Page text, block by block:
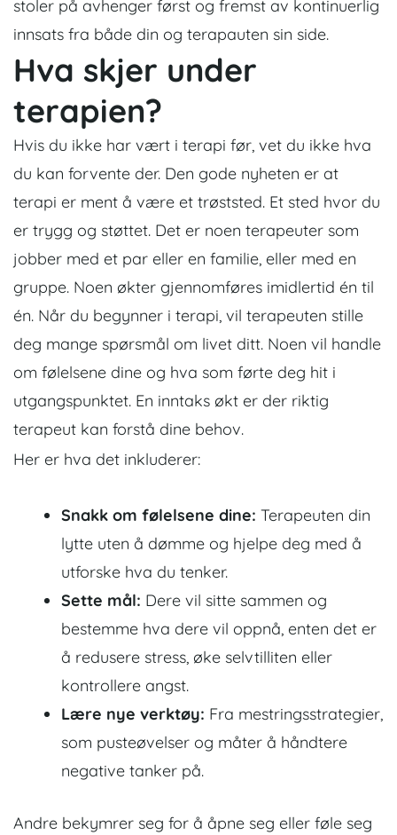
stoler på avhenger først og fremst av kontinuerlig
innsats fra både din og terapauten sin side.
Hva skjer under
terapien?
Hvis du ikke har vært i terapi før, vet du ikke hva
du kan forvente der. Den gode nyheten er at
terapi er ment å være et trøststed. Et sted hvor du
er trygg og støttet. Det er noen terapeuter som
jobber med et par eller en familie, eller med en
gruppe. Noen økter gjennomføres imidlertid én til
én. Når du begynner i terapi, vil terapeuten stille
deg mange spørsmål om livet ditt. Noen vil handle
om følelsene dine og hva som førte deg hit i
utgangspunktet. En inntaks økt er der riktig
terapeut kan forstå dine behov.
Her er hva det inkluderer:
Snakk om følelsene dine: Terapeuten din
lytte uten å dømme og hjelpe deg med å
utforske hva du tenker.
Sette mål: Dere vil sitte sammen og
bestemme hva dere vil oppnå, enten det er
å redusere stress, øke selvtilliten eller
kontrollere angst.
Lære nye verktøy: Fra mestringsstrategier,
som pusteøvelser og måter å håndtere
negative tanker på.
Andre bekymrer seg for å åpne seg eller føle seg